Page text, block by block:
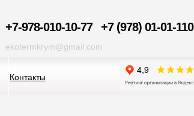
+7-978-010-10-77 +7 (978) 01-01-110
ekotermkrym@gmail.com
Контакты